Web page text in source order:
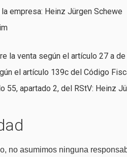
empresa: Heinz Jürgen Schewe
la venta según el artículo 27 a
el artículo 139c del Código
apartado 2, del RStV: Heinz
no asumimos ninguna